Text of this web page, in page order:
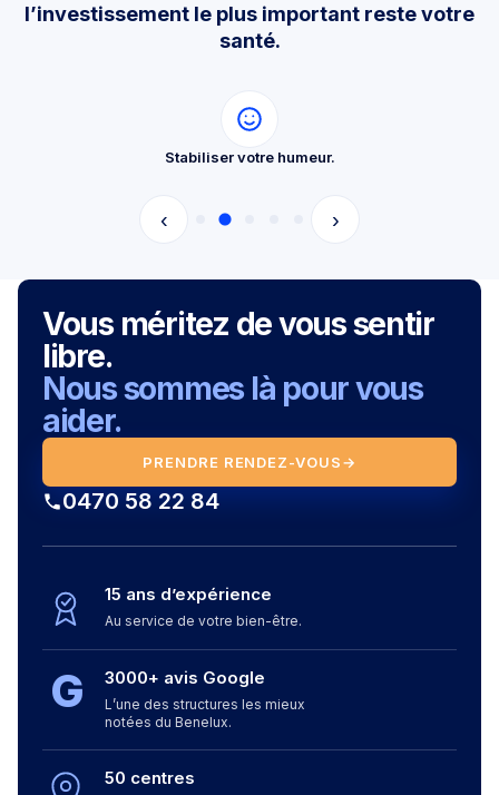
l’investissement le plus important reste votre
santé.
Stabiliser votre humeur.
‹ ›
Vous méritez de vous sentir
libre.
Nous sommes là pour vous
aider.
PRENDRE RENDEZ-VOUS→
0470 58 22 84
15 ans d’expérience
Au service de votre bien-être.
G 3000+ avis Google
L’une des structures les mieux
notées du Benelux.
50 centres